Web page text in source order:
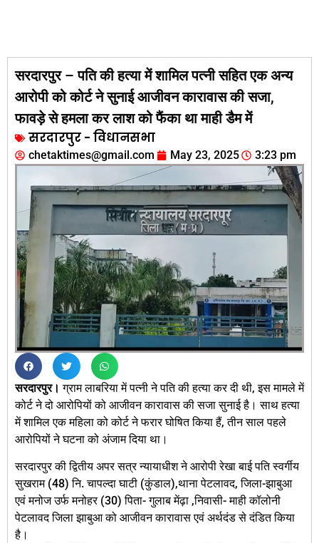
सरदारपुर – पति की हत्या में शामिल पत्‍नी सहित एक अन्‍य
आरोपी को कोर्ट ने सुनाई आजीवन कारावास की सजा,
फावड़े से हमला कर लाश को फैंका था माही डैम में
सरदारपुर - विधानसभा
chetaktimes@gmail.com May 23, 2025 3:23 pm
सरदारपुर। ग्राम लाबरिया में पत्नी ने पति की हत्‍या कर दी थी, इस मामले में
कोर्ट ने दो आरोपियों को आजीवन कारावास की सजा सुनाई है। साथ हत्‍या
में शामिल एक महिला को कोर्ट ने फरार घोषित किया हैं, तीन साल पहले
आरोपियों ने घटना को अंजाम दिया था।
सरदारपुर की द्वितीय अपर सत्र न्यायाधीश ने आरोपी रेखा बाई पति स्वर्गीय
सुखराम (48) नि. चापल्दा घाटी (कुंडाल),थाना पेटलावद, जिला-झाबुआ
एवं मनोज उर्फ मनोहर (30) पिता- गुलाब मेंढ़ा ,निवासी- माही कॉलोनी
पेटलावद जिला झाबुआ को आजीवन कारावास एवं अर्थदंड से दंडित किया
है।